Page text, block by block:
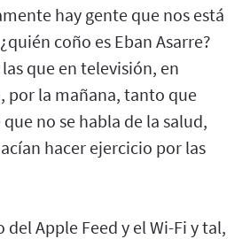
hay gente que nos está
coño es Eban Asarre?
que en televisión, en
por la mañana, tanto que
no se habla de la salud,
hacer ejercicio por las
del Apple Feed y el Wi-Fi y tal,